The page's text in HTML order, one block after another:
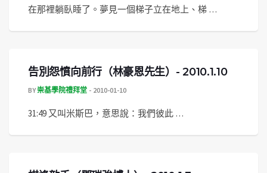
在那裡躺臥睡了。夢見一個梯子立在地上、梯 …
告別怨憤向前行（林豪恩先生）- 2010.1.10
BY崇基學院禮拜堂 2010-01-10
31:49 又叫米斯巴，意思說：我們彼此 …